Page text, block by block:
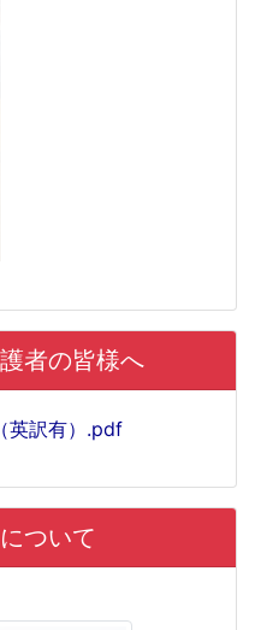
者の皆様へ
英訳有）.pdf
ついて